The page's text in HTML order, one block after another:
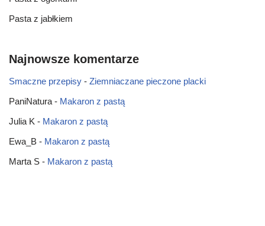
Pasta z jabłkiem
Najnowsze komentarze
Smaczne przepisy - Ziemniaczane pieczone placki
PaniNatura - Makaron z pastą
Julia K - Makaron z pastą
Ewa_B - Makaron z pastą
Marta S - Makaron z pastą